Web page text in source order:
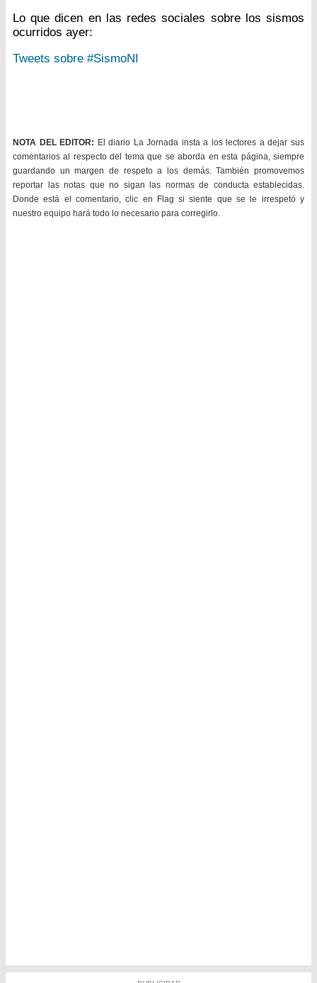
Lo que dicen en las redes sociales sobre los sismos
ocurridos ayer:
Tweets sobre #SismoNI
NOTA DEL EDITOR: El diario La Jornada insta a los lectores a dejar sus
comentarios al respecto del tema que se aborda en esta página, siempre
guardando un margen de respeto a los demás. También promovemos
reportar las notas que no sigan las normas de conducta establecidas.
Donde está el comentario, clic en Flag si siente que se le irrespetó y
nuestro equipo hará todo lo necesario para corregirlo.